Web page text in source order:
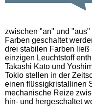
zwischen "an" und
Farben geschaltet
drei stabilen Farben
einzigen Leuchtstoff
Takashi Kato und
Tokio stellen in der
einen flüssigkristallinen
mechanische Reize
hin- und hergeschaltet